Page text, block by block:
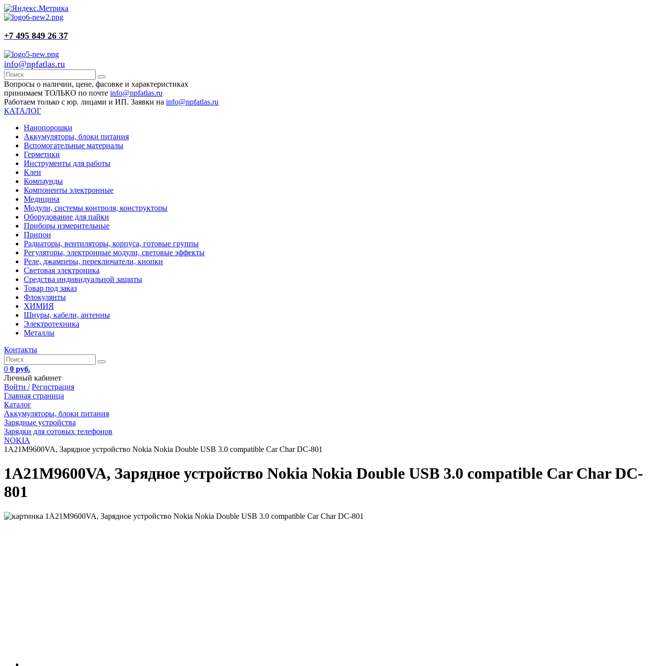
+7 495 849 26 37
info@npfatlas.ru
Вопросы о наличии, цене, фасовке и характеристиках
принимаем ТОЛЬКО по почте info@npfatlas.ru
Работаем только с юр. лицами и ИП. Заявки на info@npfatlas.ru
КАТАЛОГ
Нанопорошки
Аккумуляторы, блоки питания
Вспомогательные материалы
Герметики
Инструменты для работы
Клеи
Компаунды
Компоненты электронные
Медицина
Модули, системы контроля, конструкторы
Оборудование для пайки
Приборы измерительные
Припои
Радиаторы, вентиляторы, корпуса, готовые группы
Регуляторы, электронные модули, световые эффекты
Реле, джамперы, переключатели, кнопки
Световая электроника
Средства индивидуальной защиты
Товар под заказ
Флокулянты
ХИМИЯ
Шнуры, кабели, антенны
Электротехника
Металлы
Контакты
0 0 руб.
Личный кабинет
Войти / Регистрация
Главная страница
Каталог
Аккумуляторы, блоки питания
Зарядные устройства
Зарядки для сотовых телефонов
NOKIA
1A21M9600VA, Зарядное устройство Nokia Nokia Double USB 3.0 compatible Car Char DC-801
1A21M9600VA, Зарядное устройство Nokia Nokia Double USB 3.0 compatible Car Char DC-
801